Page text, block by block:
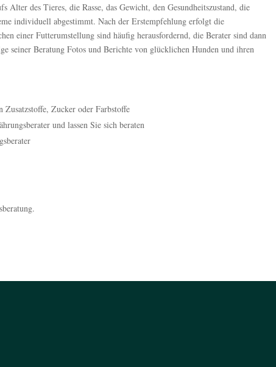
Alter des Tieres, die Rasse, das Gewicht, den Gesundheitszustand, die
individuell abgestimmt. Nach der Erstempfehlung erfolgt die
einer Futterumstellung sind häufig herausfordernd, die Berater sind dann
seiner Beratung Fotos und Berichte von glücklichen Hunden und ihren
Zusatzstoffe, Zucker oder Farbstoffe
und lassen Sie sich beraten